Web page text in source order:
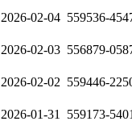
2026-02-04 559536-
2026-02-03 556879-
2026-02-02 559446-
2026-01-31 559173-